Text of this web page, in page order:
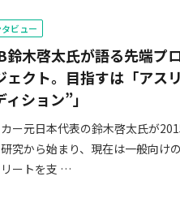
ビュー
鈴木啓太氏が語る先端プ
ェクト。目指すは「アス
ィション”」
ー元日本代表の鈴木啓太氏が
究から始まり、現在は一般向け
ートを支 …